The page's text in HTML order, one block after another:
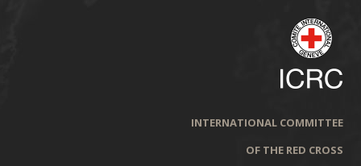
INTERNATIONAL COMMITTEE
OF THE RED CROSS